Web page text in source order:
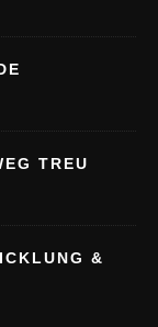
TREU
&